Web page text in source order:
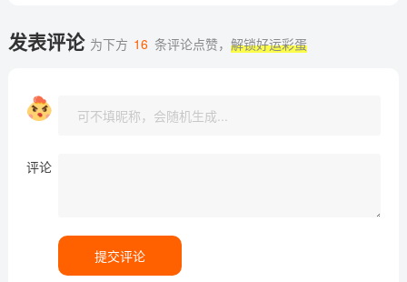
发表评论 为下方 16 条评论点赞，解锁好运彩蛋
评论
提交评论